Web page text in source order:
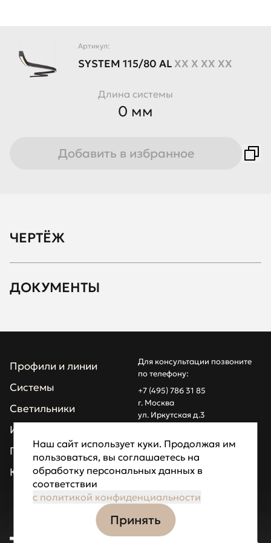
Артикул:
SYSTEM 115/80 ALXX X XX XX
Длина системы
0 мм
Добавить в избранное
ДОКУМЕНТЫ
ЧЕРТЁЖ
Профили и линии
Системы
Светильники
Инсталляции
Проекты
Компания
Для консультации позвоните
по телефону:
+7 (495) 786 31 85
г. Москва
ул. Иркутская д.3
z1profiles@gmail.com
конфиденциальности
Наш сайт использует куки. Продолжая им
пользоваться, вы соглашаетесь на
обработку персональных данных в
соответствии
с политикой конфиденциальности
Принять